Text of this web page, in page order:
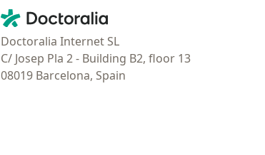
Contacto
Doctoralia - Página de inicio
Doctoralia Internet SL
C/ Josep Pla 2 - Building B2, floor 13
08019 Barcelona, Spain